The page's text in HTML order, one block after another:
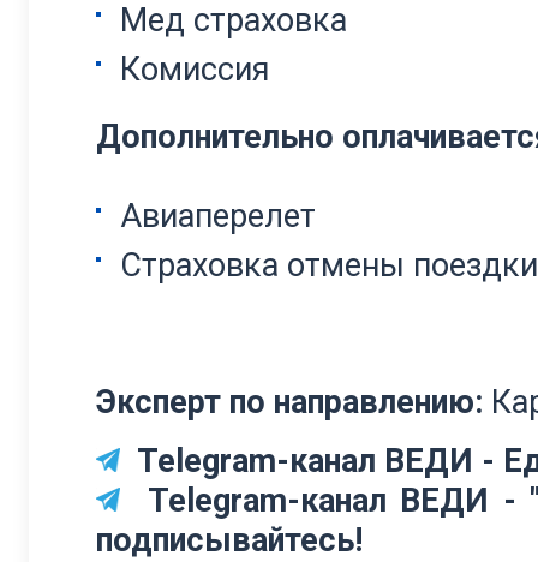
Мед страховка
Комиссия
Дополнительно
Авиаперелет
Страховка отмены поездки
Эксперт по направлению:
Telegram-канал ВЕДИ -
Telegram-канал ВЕДИ -
подписывайтесь!